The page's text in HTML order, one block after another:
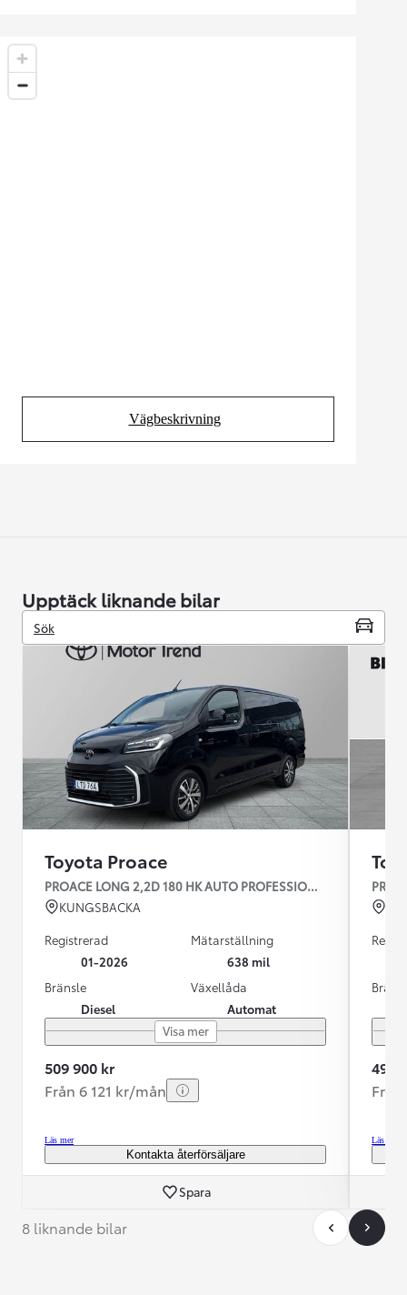
Vägbeskrivning
(Opens in new tab)
Upptäck liknande bilar
Sök
Toyota Proace
PROACE LONG 2,2D 180 HK AUTO PROFESSIONAL
KUNGSBACKA
Registrerad
01-2026
Mätarställning
638 mil
Bränsle
Diesel
Växellåda
Automat
Visa mer
509 900 kr
Från 6 121 kr/mån
Läs mer
Kontakta återförsäljare
Spara
499
Läs mer
8 liknande bilar